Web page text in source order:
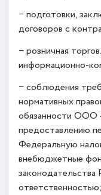
− подготовки,
договоров с
− розничная
информационно-
− соблюдения
нормативных
обязанности
предоставлению
Федеральную
внебюджетные
ответственностью;